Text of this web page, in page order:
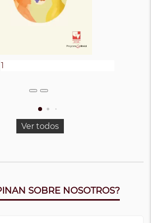
Ver todos
SOBRE NOSOTROS?